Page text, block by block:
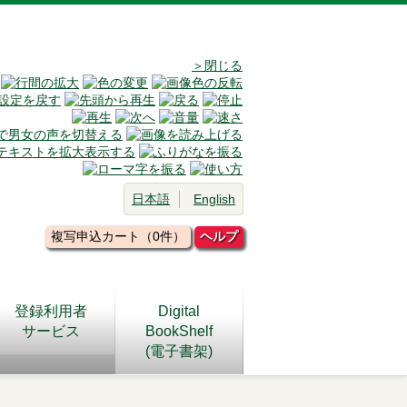
＞閉じる
日本語 English
複写申込カート（0件） ヘルプ
登録利用者
サービス
Digital
BookShelf
(電子書架)